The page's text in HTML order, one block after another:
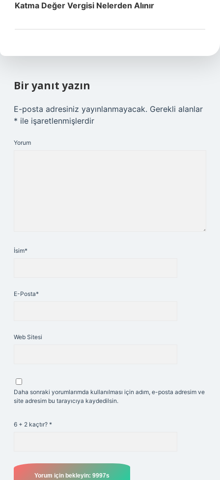
Katma Değer Vergisi Nelerden Alınır
Bir yanıt yazın
E-posta adresiniz yayınlanmayacak. Gerekli alanlar
* ile işaretlenmişlerdir
Yorum
İsim*
E-Posta*
Web Sitesi
Daha sonraki yorumlarımda kullanılması için adım, e-posta adresim ve
site adresim bu tarayıcıya kaydedilsin.
6 + 2 kaçtır? *